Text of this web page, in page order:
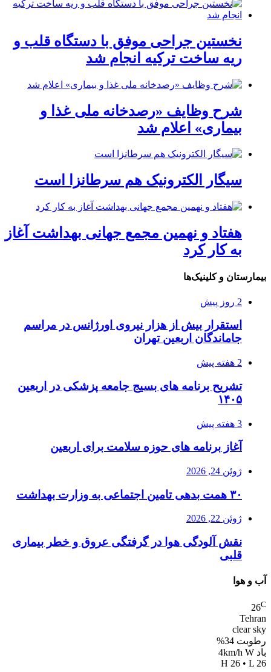
نخستین جراحی موفق با دستگاه قلب و
ریه ساخت ترکیه انجام شد
شرح وظایف «رصدخانه ملی غذا و
بیماری» اعلام شد
سیگار الکترونیک هم سرطانزا است
هفتاد و نهمین مجمع جهانی بهداشت آغاز
به کار کرد
بیمارستان و کلینیک‌ها
2 روز پیش
استقرار بیش از هزار نیروی اورژانس در مراسم
جاماندگان اربعین تهران
2 هفته پیش
تشریح برنامه های بسیج جامعه پزشکی در اربعین
۱۴۰۵
3 هفته پیش
آغاز برنامه های حوزه سلامت برای اربعین
ژوئن 24, 2026
۳۰ همت بدهی تامین اجتماعی به وزارت بهداشت
ژوئن 22, 2026
نقش آلودگی هوا در گرفتگی عروق و خطر بیماری
قلبی
آب و هوا
26C
Tehran
clear sky
رطوبت 34%
باد 4km/h W
H 26 • L 26